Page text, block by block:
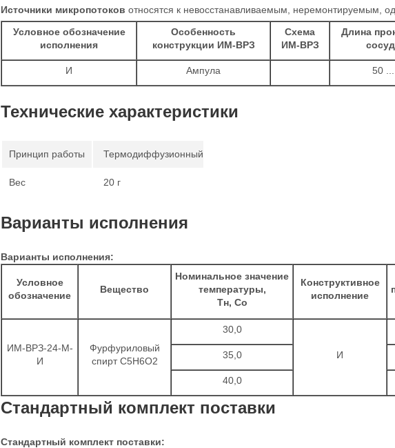
Источники микропотоков относятся к невосстанавливаемым, неремонтируемым,
Условное обозначение
исполнения
Особенность
конструкции ИМ-ВРЗ
Схема
ИМ-ВРЗ
Длина
И Ампула 50
Технические характеристики
Принцип работы Термодиффузионный
Вес 20 г
Варианты исполнения
Варианты исполнения:
Условное
обозначение
Вещество
Номинальное значение
температуры,
Тн, Со
Конструктивное
исполнение
ИМ-ВРЗ-24-М-
И
Фурфуриловый
спирт С5Н6О2
30,0
И
35,0
40,0
Стандартный комплект поставки
Стандартный комплект поставки: